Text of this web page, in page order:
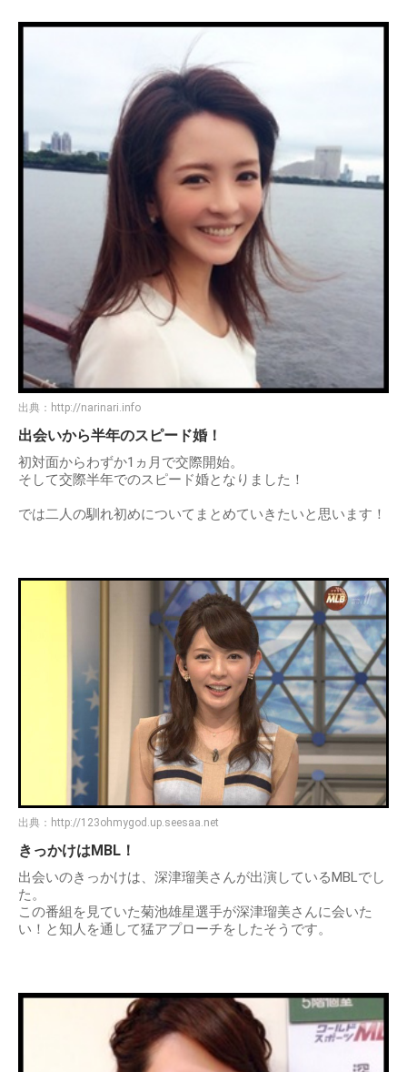
出典： http://narinari.info
出会いから半年のスピード婚！
初対面からわずか1ヵ月で交際開始。
そして交際半年でのスピード婚となりました！
では二人の馴れ初めについてまとめていきたいと思います！
出典： http://123ohmygod.up.seesaa.net
きっかけはMBL！
出会いのきっかけは、深津瑠美さんが出演しているMBLでし
た。
この番組を見ていた菊池雄星選手が深津瑠美さんに会いた
い！と知人を通して猛アプローチをしたそうです。